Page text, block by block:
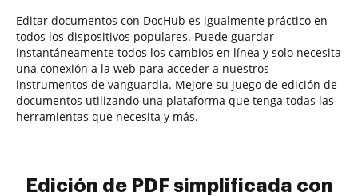
Editar documentos con DocHub es igualmente práctico en
todos los dispositivos populares. Puede guardar
instantáneamente todos los cambios en línea y solo necesita
una conexión a la web para acceder a nuestros
instrumentos de vanguardia. Mejore su juego de edición de
documentos utilizando una plataforma que tenga todas las
herramientas que necesita y más.
Edición de PDF simplificada con